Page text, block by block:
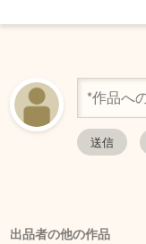
出品者の他の作品